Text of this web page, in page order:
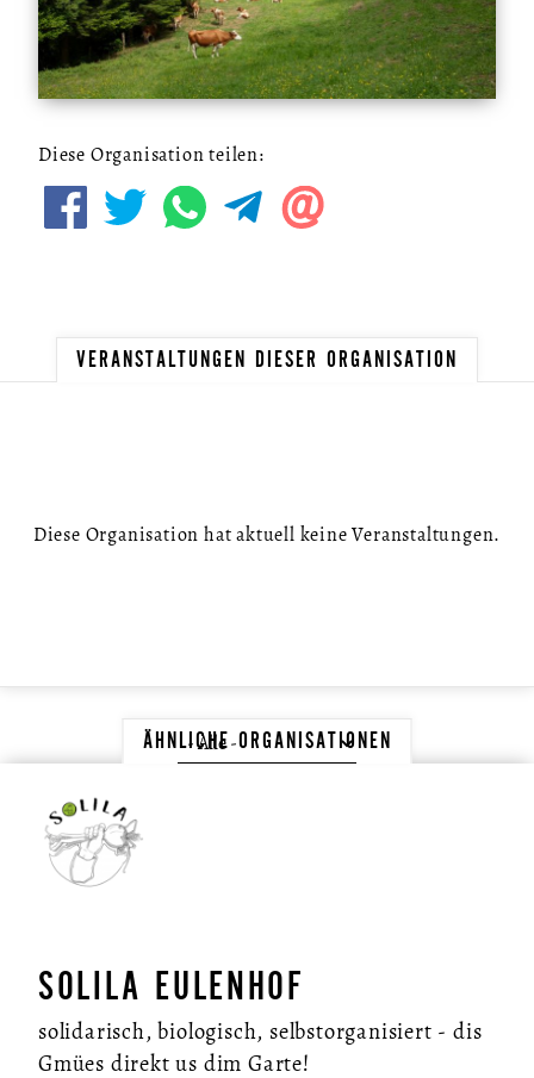
Diese Organisation teilen:
VERANSTALTUNGEN DIESER ORGANISATION
Diese Organisation hat aktuell keine Veranstaltungen.
ÄHNLICHE ORGANISATIONEN
SOLILA EULENHOF
solidarisch, biologisch, selbstorganisiert - dis
Gmües direkt us dim Garte!